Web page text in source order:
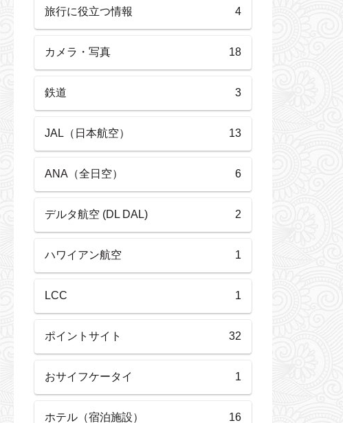
旅行に役立つ情報 4
カメラ・写真 18
鉄道 3
JAL（日本航空） 13
ANA（全日空） 6
デルタ航空 (DL DAL) 2
ハワイアン航空 1
LCC 1
ポイントサイト 32
おサイフケータイ 1
ホテル（宿泊施設） 16